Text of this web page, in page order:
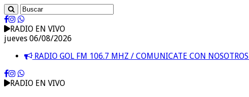
RADIO EN VIVO
jueves 06/08/2026
RADIO GOL FM 106.7 MHZ / COMUNICATE CON NOSOTROS
RADIO EN VIVO